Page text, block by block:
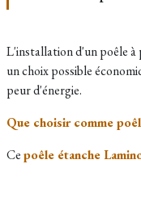
L'installation d'un poêle à
un choix possible
peur d'énergie.
Que choisir comme
Cepoêle étanche